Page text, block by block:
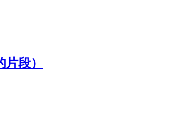
段）